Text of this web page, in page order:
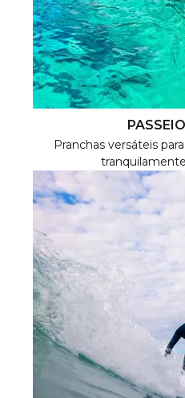
Pranchas versáteis